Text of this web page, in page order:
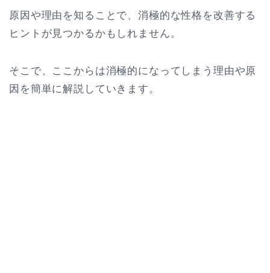
原因や理由を知ることで、消極的な性格を改善する
ヒントが見つかるかもしれません。
そこで、ここからは消極的になってしまう理由や原
因を簡単に解説していきます。